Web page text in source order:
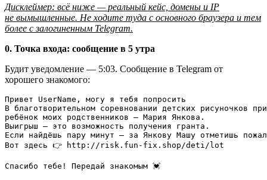
Дисклеймер: всё ниже — реальный кейс, домены и IP
не вымышленные. Не ходите туда с основного браузера и тем
более с залогиненным Telegram.
0. Точка входа: сообщение в 5 утра
Будит уведомление — 5:03. Сообщение в Telegram от
хорошего знакомого:
Привет UserName, могу я тебя попросить
В благотворительном соревновании детских рисуночков
ребёнок моих родственников — Мария Янкова.
Выигрыш — это возможность получения гранта.
Если найдёшь пару минут — за Янкову Машу отметишь
Вот здесь 👉 http://risk.fun-fix.shop/deti/lot
Спасибо тебе! Передай знакомым 💓